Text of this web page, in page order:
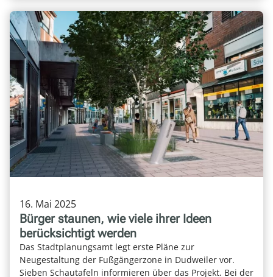
16. Mai 2025
Bürger staunen, wie viele ihrer Ideen
berücksichtigt werden
Das Stadtplanungsamt legt erste Pläne zur
Neugestaltung der Fußgängerzone in Dudweiler vor.
Sieben Schautafeln informieren über das Projekt. Bei der